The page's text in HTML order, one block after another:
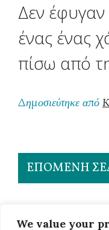
We value your
Δεν έφυγαν
ένας ένας
πίσω από
Δημοσιεύτηκε από
ΕΠΌΜΕΝΗ